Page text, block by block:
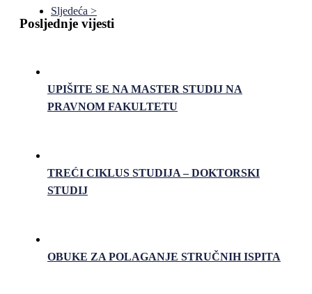
Sljedeća >
Posljednje vijesti
UPIŠITE SE NA MASTER STUDIJ NA
PRAVNOM FAKULTETU
TREĆI CIKLUS STUDIJA – DOKTORSKI
STUDIJ
OBUKE ZA POLAGANJE STRUČNIH ISPITA